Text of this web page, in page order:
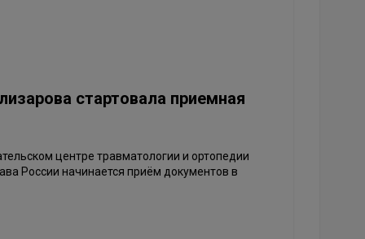
стартовала приемная
центре травматологии и ортопедии
России начинается приём документов в